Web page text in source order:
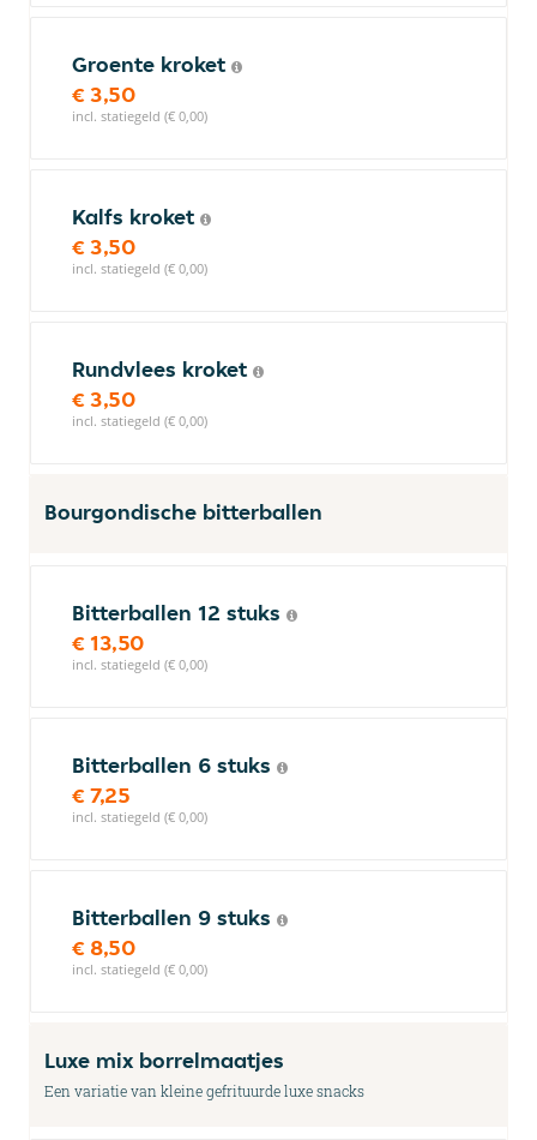
Groente kroket
€ 3,50
incl. statiegeld (€ 0,00)
Kalfs kroket
€ 3,50
incl. statiegeld (€ 0,00)
Rundvlees kroket
€ 3,50
incl. statiegeld (€ 0,00)
Bourgondische bitterballen
Bitterballen 12 stuks
€ 13,50
incl. statiegeld (€ 0,00)
Bitterballen 6 stuks
€ 7,25
incl. statiegeld (€ 0,00)
Bitterballen 9 stuks
€ 8,50
incl. statiegeld (€ 0,00)
Luxe mix borrelmaatjes
Een variatie van kleine gefrituurde luxe snacks